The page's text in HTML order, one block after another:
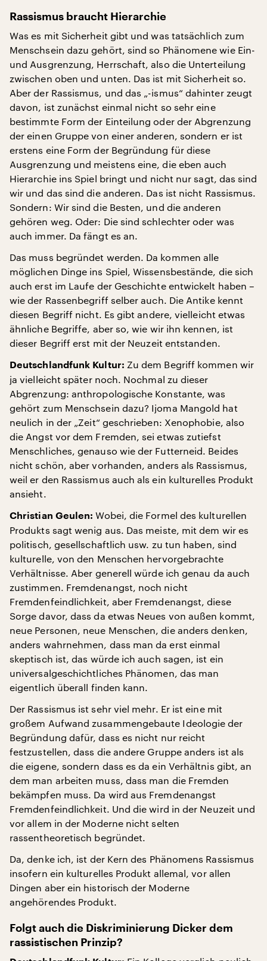
Rassismus braucht Hierarchie
Was es mit Sicherheit gibt und was tatsächlich zum
Menschsein dazu gehört, sind so Phänomene wie Ein-
und Ausgrenzung, Herrschaft, also die Unterteilung
zwischen oben und unten. Das ist mit Sicherheit so.
Aber der Rassismus, und das „-ismus“ dahinter zeugt
davon, ist zunächst einmal nicht so sehr eine
bestimmte Form der Einteilung oder der Abgrenzung
der einen Gruppe von einer anderen, sondern er ist
erstens eine Form der Begründung für diese
Ausgrenzung und meistens eine, die eben auch
Hierarchie ins Spiel bringt und nicht nur sagt, das sind
wir und das sind die anderen. Das ist nicht Rassismus.
Sondern: Wir sind die Besten, und die anderen
gehören weg. Oder: Die sind schlechter oder was
auch immer. Da fängt es an.
Das muss begründet werden. Da kommen alle
möglichen Dinge ins Spiel, Wissensbestände, die sich
auch erst im Laufe der Geschichte entwickelt haben –
wie der Rassenbegriff selber auch. Die Antike kennt
diesen Begriff nicht. Es gibt andere, vielleicht etwas
ähnliche Begriffe, aber so, wie wir ihn kennen, ist
dieser Begriff erst mit der Neuzeit entstanden.
Deutschlandfunk Kultur: Zu dem Begriff kommen wir
ja vielleicht später noch. Nochmal zu dieser
Abgrenzung: anthropologische Konstante, was
gehört zum Menschsein dazu? Ijoma Mangold hat
neulich in der „Zeit“ geschrieben: Xenophobie, also
die Angst vor dem Fremden, sei etwas zutiefst
Menschliches, genauso wie der Futterneid. Beides
nicht schön, aber vorhanden, anders als Rassismus,
weil er den Rassismus auch als ein kulturelles Produkt
ansieht.
Christian Geulen: Wobei, die Formel des kulturellen
Produkts sagt wenig aus. Das meiste, mit dem wir es
politisch, gesellschaftlich usw. zu tun haben, sind
kulturelle, von den Menschen hervorgebrachte
Verhältnisse. Aber generell würde ich genau da auch
zustimmen. Fremdenangst, noch nicht
Fremdenfeindlichkeit, aber Fremdenangst, diese
Sorge davor, dass da etwas Neues von außen kommt,
neue Personen, neue Menschen, die anders denken,
anders wahrnehmen, dass man da erst einmal
skeptisch ist, das würde ich auch sagen, ist ein
universalgeschichtliches Phänomen, das man
eigentlich überall finden kann.
Der Rassismus ist sehr viel mehr. Er ist eine mit
großem Aufwand zusammengebaute Ideologie der
Begründung dafür, dass es nicht nur reicht
festzustellen, dass die andere Gruppe anders ist als
die eigene, sondern dass es da ein Verhältnis gibt, an
dem man arbeiten muss, dass man die Fremden
bekämpfen muss. Da wird aus Fremdenangst
Fremdenfeindlichkeit. Und die wird in der Neuzeit und
vor allem in der Moderne nicht selten
rassentheoretisch begründet.
Da, denke ich, ist der Kern des Phänomens Rassismus
insofern ein kulturelles Produkt allemal, vor allen
Dingen aber ein historisch der Moderne
angehörendes Produkt.
Folgt auch die Diskriminierung Dicker dem
rassistischen Prinzip?